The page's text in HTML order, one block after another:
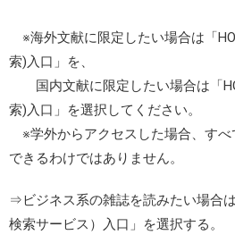
※海外文献に限定したい場合は「
索)入口」を、
国内文献に限定したい場合は「
索)入口」を選択してください。
※学外からアクセスした場合、すべ
できるわけではありません。
⇒ビジネス系の雑誌を読みたい場合
検索サービス）入口」を選択する。